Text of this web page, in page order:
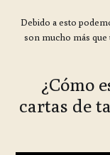
Debido a esto
son mucho más
¿Cómo
cartas de